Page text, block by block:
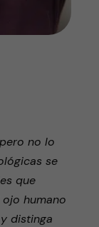
no lo
se
que
humano
distinga